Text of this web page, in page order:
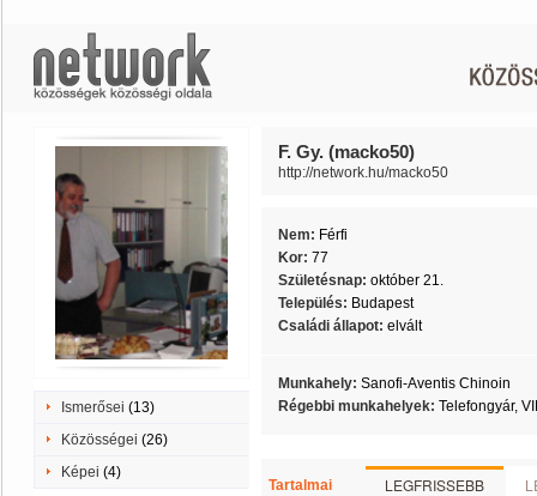
Ismerősei (13)
Közösségei (26)
Képei (4)
F. Gy. (macko50)
http://network.hu/macko50
Nem: Férfi
Kor: 77
Születésnap: október 21.
Település: Budapest
Családi állapot: elvált
Munkahely: Sanofi-Aventis Chinoin
Régebbi munkahelyek: Telefongyár,
Tartalmai LEGFRISSEBB